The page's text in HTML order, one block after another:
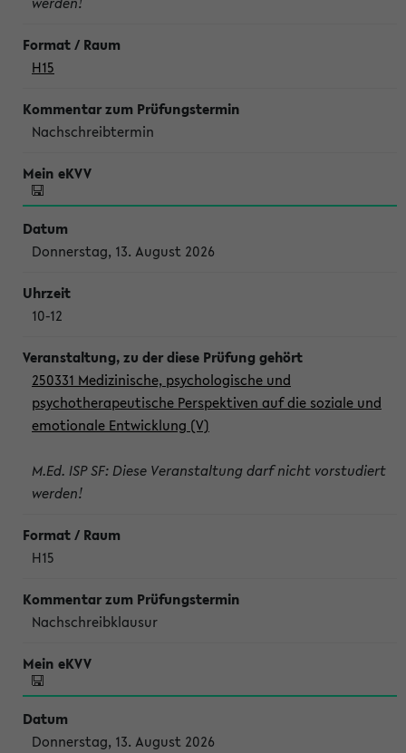
H15
Nachschreibtermin
Donnerstag, 13. August 2026
10-12
250331 Medizinische, psychologische und
psychotherapeutische Perspektiven auf die soziale und
emotionale Entwicklung (V)
M.Ed. ISP SF: Diese Veranstaltung darf nicht vorstudiert
werden!
H15
Nachschreibklausur
Donnerstag, 13. August 2026